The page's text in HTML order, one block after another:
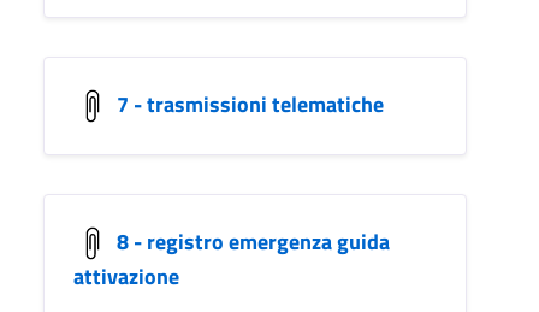
7 - trasmissioni telematiche
8 - registro emergenza guida
attivazione